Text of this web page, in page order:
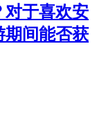
对于喜欢安
期间能否获